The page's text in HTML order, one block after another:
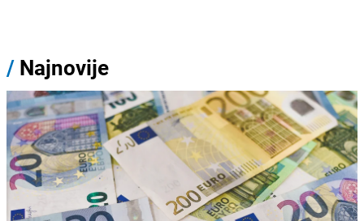
/ Najnovije